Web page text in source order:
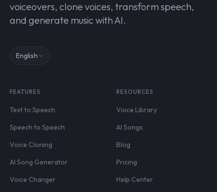
voiceovers, clone voices, transform speech,
and generate music with AI.
English
FEATURES
Text to Speech
Speech to Speech
Voice Cloning
AI Song Generator
Voice Changer
RESOURCES
Voice Library
AI Songs
Blog
Pricing
Help Center